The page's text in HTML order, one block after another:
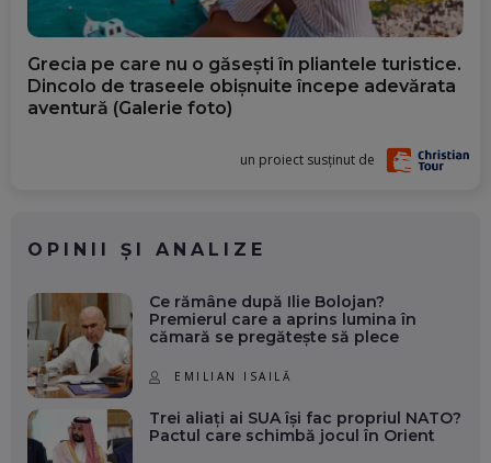
Grecia pe care nu o găsești în pliantele turistice.
Dincolo de traseele obișnuite începe adevărata
aventură (Galerie foto)
un proiect susținut de
OPINII ȘI ANALIZE
Ce rămâne după Ilie Bolojan?
Premierul care a aprins lumina în
cămară se pregătește să plece
EMILIAN ISAILĂ
Trei aliați ai SUA își fac propriul NATO?
Pactul care schimbă jocul în Orient